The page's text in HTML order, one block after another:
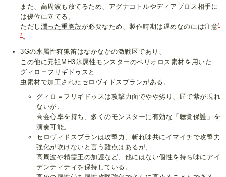
また、高周波も放てるため、アグナコトルやディアブロス相手に
は優位に立てる。
ただし 潤った重胸殻が必要なため、製作時期は遅めなのには注意*
2。
3Gの氷属性狩猟笛はなかなかの激戦区であり、
この他に元祖MH3氷属性モンスターのベリオロス素材を用いた
グィロ＝フリギドゥス と
虫素材で加工された セロヴィドスブランがある。
グィロ＝フリギドゥスは攻撃力面でやや劣り、匠で紫が現れ
ないが、
高会心率を持ち、多くのモンスターに有効な「聴覚保護」を
演奏可能。
セロヴィドスブランは攻撃力、斬れ味共にイマイチで攻撃力
強化が吹けないと言う難点はあるが、
高周波や精霊王の加護など、他にはない個性を持ち味にアイ
デンティティを保持している。